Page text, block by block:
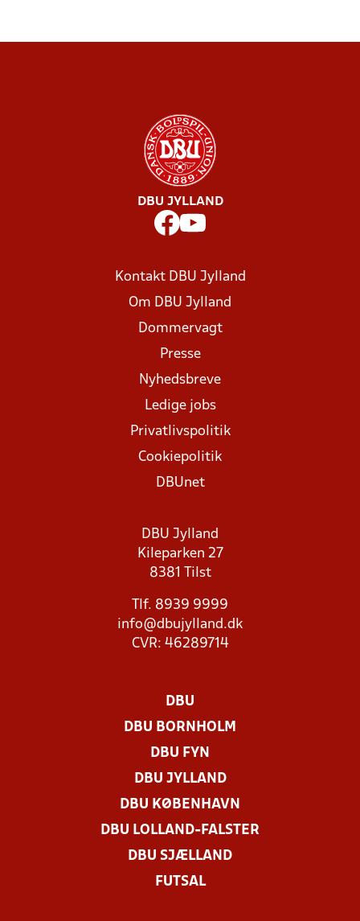
DBU JYLLAND
Kontakt DBU Jylland
Om DBU Jylland
Dommervagt
Presse
Nyhedsbreve
Ledige jobs
Privatlivspolitik
Cookiepolitik
DBUnet
DBU Jylland
Kileparken 27
8381 Tilst
Tlf. 8939 9999
info@dbujylland.dk
CVR: 46289714
DBU
DBU BORNHOLM
DBU FYN
DBU JYLLAND
DBU KØBENHAVN
DBU LOLLAND-FALSTER
DBU SJÆLLAND
FUTSAL